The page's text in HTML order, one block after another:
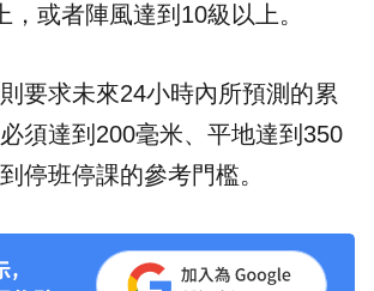
，或者陣風達到10級以上。
要求未來24小時內所預測的累
須達到200毫米、平地達到350
停班停課的參考門檻。